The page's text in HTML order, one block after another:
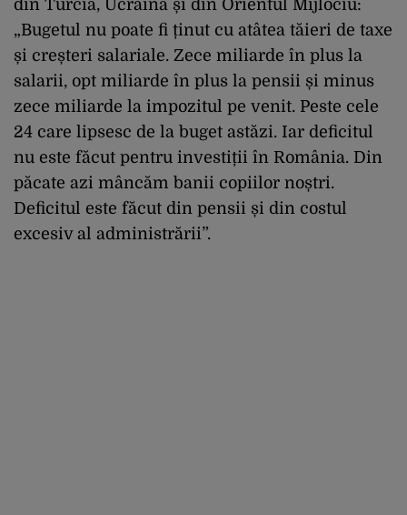
din Turcia, Ucraina și din Orientul Mijlociu:
„Bugetul nu poate fi ținut cu atâtea tăieri de taxe
și creșteri salariale. Zece miliarde în plus la
salarii, opt miliarde în plus la pensii și minus
zece miliarde la impozitul pe venit. Peste cele
24 care lipsesc de la buget astăzi. Iar deficitul
nu este făcut pentru investiții în România. Din
păcate azi mâncăm banii copiilor noștri.
Deficitul este făcut din pensii și din costul
excesiv al administrării”.